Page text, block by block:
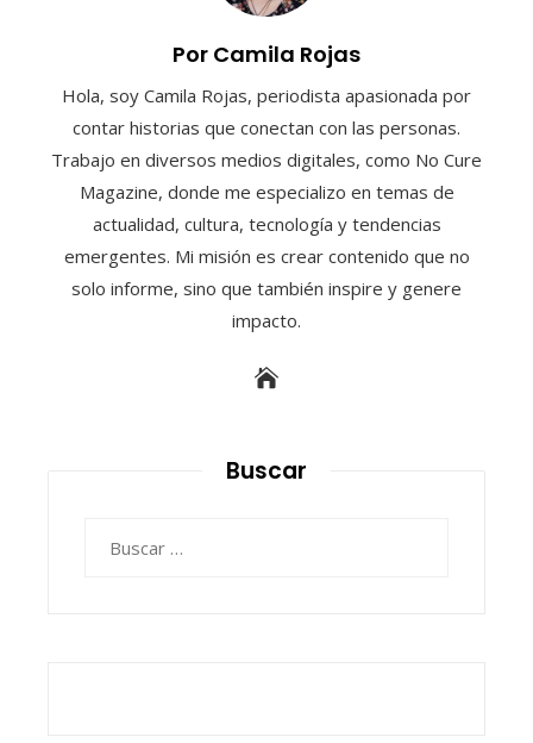
Por Camila Rojas
Hola, soy Camila Rojas, periodista apasionada por
contar historias que conectan con las personas.
Trabajo en diversos medios digitales, como No Cure
Magazine, donde me especializo en temas de
actualidad, cultura, tecnología y tendencias
emergentes. Mi misión es crear contenido que no
solo informe, sino que también inspire y genere
impacto.
Buscar